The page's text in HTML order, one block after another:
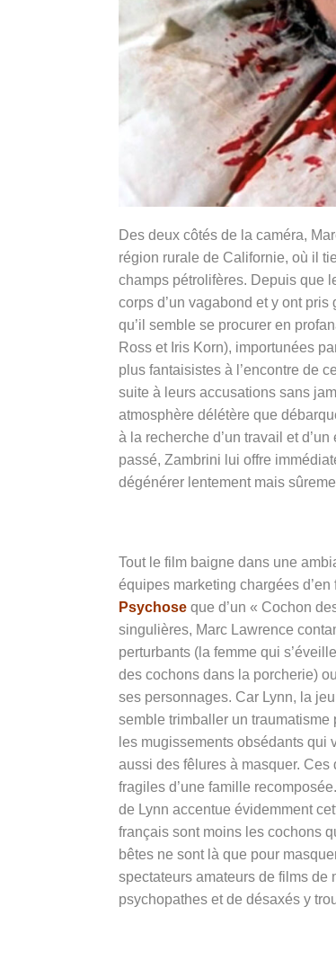
Des deux côtés de la caméra,
région rurale de Californie, où il
champs pétrolifères. Depuis que
corps d’un vagabond et y ont
qu’il semble se procurer en
Ross et Iris Korn), importunées
plus fantaisistes à l’encontre de
suite à leurs accusations sans
atmosphère délétère que
à la recherche d’un travail et d’un
passé, Zambrini lui offre imm
dégénérer lentement mais
Tout le film baigne dans une
équipes marketing chargées
Psychose que d’un « Cochon
singulières, Marc Lawrence
perturbants (la femme qui
des cochons dans la porcherie)
ses personnages. Car Lynn, la
semble trimballer un traumatisme
les mugissements obsédants qui
aussi des fêlures à masquer.
fragiles d’une famille
de Lynn accentue évidemment
français sont moins les cochons
bêtes ne sont là que pour
spectateurs amateurs de films de
psychopathes et de désaxés y